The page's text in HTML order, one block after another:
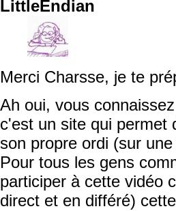
LittleEndian
Merci Charsse, je te
Ah oui, vous
c'est un site qui permet
son propre ordi (sur
Pour tous les gens
participer à cette vidéo
direct et en différé)